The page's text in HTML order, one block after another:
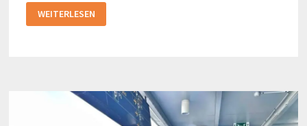
CANARY
WHARF:
ÜBERNACHTEN
WEITERLESEN